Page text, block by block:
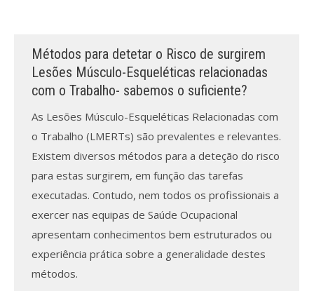
Processo de submissão
Submeta aqui
Formação Profissional
Bolsa de emprego (oferta/
Sugestões para os Leitores
Investigarem
Métodos para detetar o Risco de surgirem
Lesões Músculo-Esqueléticas relacionadas
com o Trabalho- sabemos o suficiente?
As Lesões Músculo-Esqueléticas Relacionadas com
o Trabalho (LMERTs) são prevalentes e relevantes.
Existem diversos métodos para a deteção do risco
para estas surgirem, em função das tarefas
executadas. Contudo, nem todos os profissionais a
exercer nas equipas de Saúde Ocupacional
apresentam conhecimentos bem estruturados ou
experiência prática sobre a generalidade destes
métodos.